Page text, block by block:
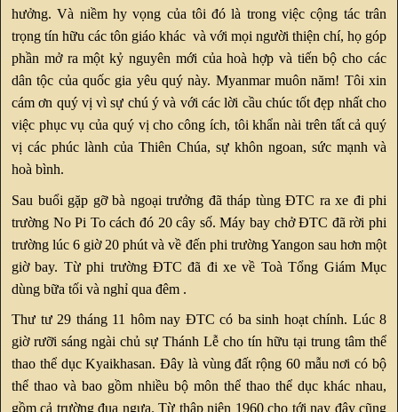
hưởng. Và niềm hy vọng của tôi đó là trong việc cộng tác trân
trọng tín hữu các tôn giáo khác và với mọi người thiện chí, họ góp
phần mở ra một kỷ nguyên mới của hoà hợp và tiến bộ cho các
dân tộc của quốc gia yêu quý này. Myanmar muôn năm! Tôi xin
cám ơn quý vị vì sự chú ý và với các lời cầu chúc tốt đẹp nhất cho
việc phục vụ của quý vị cho công ích, tôi khẩn nài trên tất cả quý
vị các phúc lành của Thiên Chúa, sự khôn ngoan, sức mạnh và
hoà bình.
Sau buổi gặp gỡ bà ngoại trưởng đã tháp tùng ĐTC ra xe đi phi
trường No Pi To cách đó 20 cây số. Máy bay chở ĐTC đã rời phi
trường lúc 6 giờ 20 phút và về đến phi trường Yangon sau hơn một
giờ bay. Từ phi trường ĐTC đã đi xe về Toà Tổng Giám Mục
dùng bữa tối và nghỉ qua đêm .
Thư tư 29 tháng 11 hôm nay ĐTC có ba sinh hoạt chính. Lúc 8
giờ rưỡi sáng ngài chủ sự Thánh Lễ cho tín hữu tại trung tâm thể
thao thể dục Kyaikhasan. Đây là vùng đất rộng 60 mẫu nơi có bộ
thể thao và bao gồm nhiều bộ môn thể thao thể dục khác nhau,
gồm cả trường đua ngựa. Từ thập niên 1960 cho tới nay đây cũng